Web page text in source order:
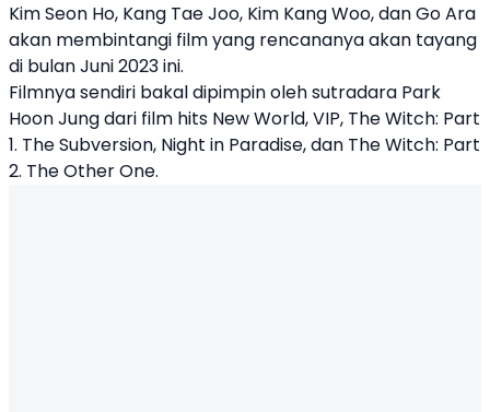
Kim Seon Ho, Kang Tae Joo, Kim Kang Woo, dan Go Ara
akan membintangi film yang rencananya akan tayang
di bulan Juni 2023 ini.
Filmnya sendiri bakal dipimpin oleh sutradara Park
Hoon Jung dari film hits New World, VIP, The Witch: Part
1. The Subversion, Night in Paradise, dan The Witch: Part
2. The Other One.